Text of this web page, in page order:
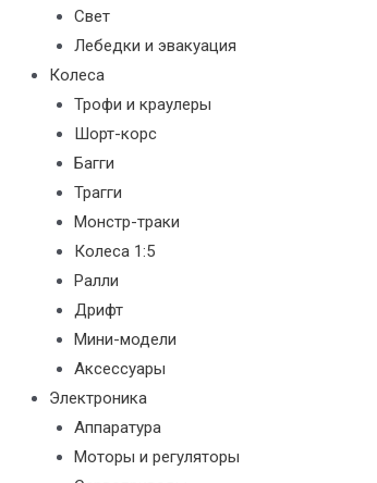
Свет
Лебедки и эвакуация
Колеса
Трофи и краулеры
Шорт-корс
Багги
Трагги
Монстр-траки
Колеса 1:5
Ралли
Дрифт
Мини-модели
Аксессуары
Электроника
Аппаратура
Моторы и регуляторы